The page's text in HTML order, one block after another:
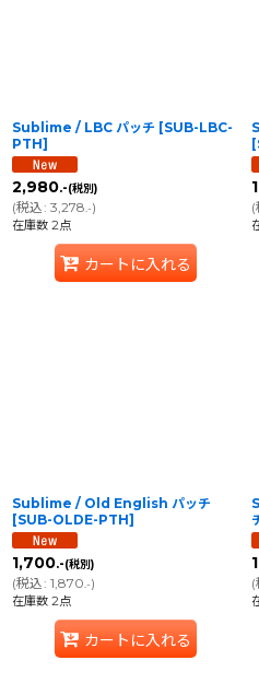
Sublime / LBC パッチ [SUB-LBC-
PTH]
2,980.-(税別)
(税込: 3,278.-)
在庫数 2点
カートに入れる
[
(
Sublime / Old English パッチ
[SUB-OLDE-PTH]
1,700.-(税別)
(税込: 1,870.-)
在庫数 2点
カートに入れる
(